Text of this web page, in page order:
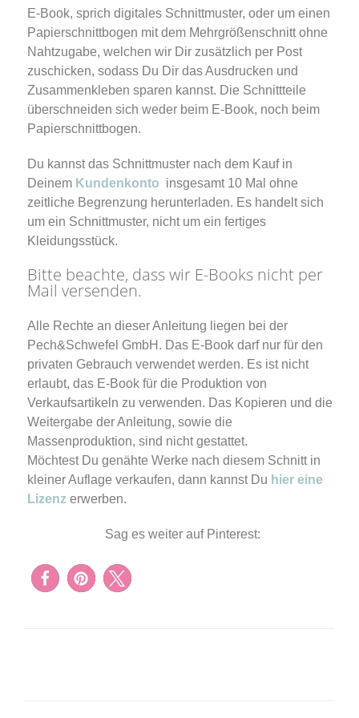
E-Book, sprich digitales Schnittmuster, oder um einen
Papierschnittbogen mit dem Mehrgrößenschnitt ohne
Nahtzugabe, welchen wir Dir zusätzlich per Post
zuschicken, sodass Du Dir das Ausdrucken und
Zusammenkleben sparen kannst. Die Schnittteile
überschneiden sich weder beim E-Book, noch beim
Papierschnittbogen.
Du kannst das Schnittmuster nach dem Kauf in
Deinem Kundenkonto insgesamt 10 Mal ohne
zeitliche Begrenzung herunterladen. Es handelt sich
um ein Schnittmuster, nicht um ein fertiges
Kleidungsstück.
Bitte beachte, dass wir E-Books nicht per
Mail versenden.
Alle Rechte an dieser Anleitung liegen bei der
Pech&Schwefel GmbH. Das E-Book darf nur für den
privaten Gebrauch verwendet werden. Es ist nicht
erlaubt, das E-Book für die Produktion von
Verkaufsartikeln zu verwenden. Das Kopieren und die
Weitergabe der Anleitung, sowie die
Massenproduktion, sind nicht gestattet.
Möchtest Du genähte Werke nach diesem Schnitt in
kleiner Auflage verkaufen, dann kannst Du hier eine
Lizenzerwerben.
Sag es weiter auf Pinterest: